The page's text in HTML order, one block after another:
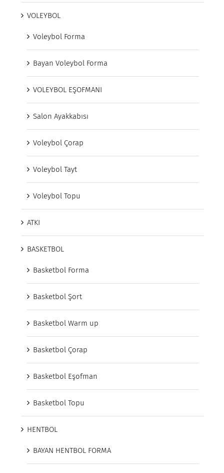
VOLEYBOL
Voleybol Forma
Bayan Voleybol Forma
VOLEYBOL EŞOFMANI
Salon Ayakkabısı
Voleybol Çorap
Voleybol Tayt
Voleybol Topu
ATKI
BASKETBOL
Basketbol Forma
Basketbol Şort
Basketbol Warm up
Basketbol Çorap
Basketbol Eşofman
Basketbol Topu
HENTBOL
BAYAN HENTBOL FORMA